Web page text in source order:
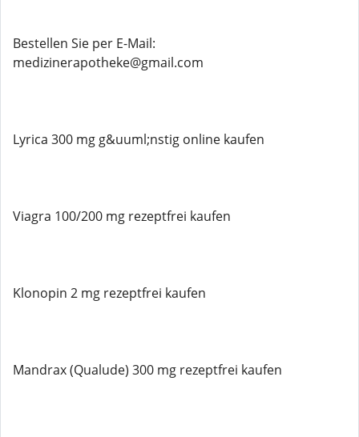
Bestellen Sie per E-Mail:
medizinerapotheke@gmail.com
Lyrica 300 mg g&uuml;nstig online kaufen
Viagra 100/200 mg rezeptfrei kaufen
Klonopin 2 mg rezeptfrei kaufen
Mandrax (Qualude) 300 mg rezeptfrei kaufen